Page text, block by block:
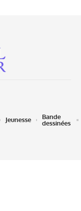
Jeunesse
Bande
dessinées